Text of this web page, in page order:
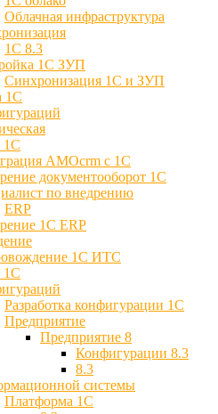
Облачная инфраструктура
1С 8.3
1С ЗУП
Синхронизация 1С и ЗУП
1С
1С
AMOcrm с 1C
документооборот 1С
по внедрению
ERP
1С ERP
1С ИТС
1C
Разработка конфигурации 1С
Предприятие
Предприятие 8
Конфигурации 8.3
8.3
системы
Платформа 1С